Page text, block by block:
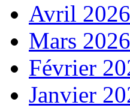
Avril 2026
Mars 2026
Février
Janvier